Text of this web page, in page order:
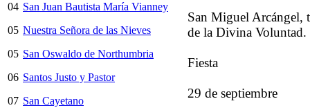
04 San Juan Bautista María Vianney
05 Nuestra Señora de las Nieves
05 San Oswaldo de Northumbria
06 Santos Justo y Pastor
07 San Cayetano
San Miguel Arcángel,
de la Divina Voluntad.
Fiesta
29 de septiembre